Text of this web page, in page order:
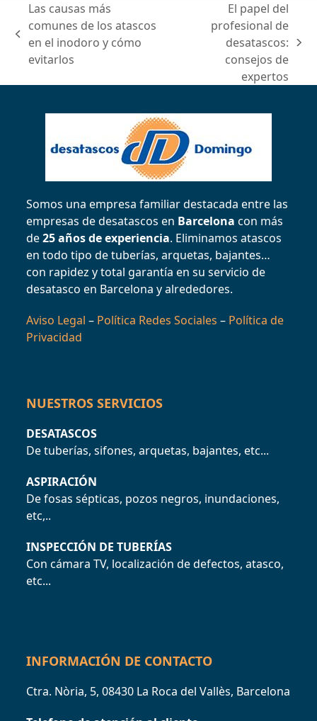
previous
post:
Las causas más
comunes de los atascos
en el inodoro y cómo
evitarlos
El papel del
profesional de
desatascos:
consejos de
expertos
Somos una empresa familiar destacada entre las
empresas de desatascos en Barcelona con más
de25 años de experiencia. Eliminamos atascos
en todo tipo de tuberías, arquetas, bajantes…
con rapidez y total garantía en su servicio de
desatasco en Barcelona y alrededores.
Aviso Legal– Política Redes Sociales – Política de
Privacidad
NUESTROS SERVICIOS
DESATASCOS
De tuberías, sifones, arquetas, bajantes, etc...
ASPIRACIÓN
De fosas sépticas, pozos negros, inundaciones,
etc,..
INSPECCIÓN DE TUBERÍAS
Con cámara TV, localización de defectos, atasco,
etc...
INFORMACIÓN DE CONTACTO
Ctra. Nòria, 5, 08430 La Roca del Vallès, Barcelona